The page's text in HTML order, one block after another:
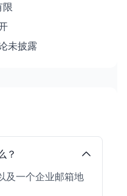
限
未披露
？
及一个企业邮箱地